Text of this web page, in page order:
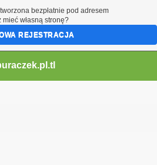
bezpłatnie pod adresem
mieć własną stronę?
REJESTRACJA